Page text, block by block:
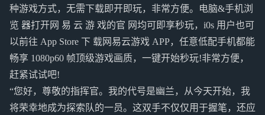
种游戏方式，无需下载即开即玩，非常方便。电脑&手机浏
览 器打开网 易 云 游 戏的官 网均可即享秒玩，i0s 用户也可
以前往 App Store 下 载网易云游戏 APP，任意低配手机都能
畅享 1080p60 帧顶级游戏画质，一键开始秒玩!非常方便，
赶紧试试吧!
“您好，尊敬的指挥官。我的代号是幽兰，从今天开始，我
将荣幸地成为探索队的一员。这双手不仅仅用于握笔，还应